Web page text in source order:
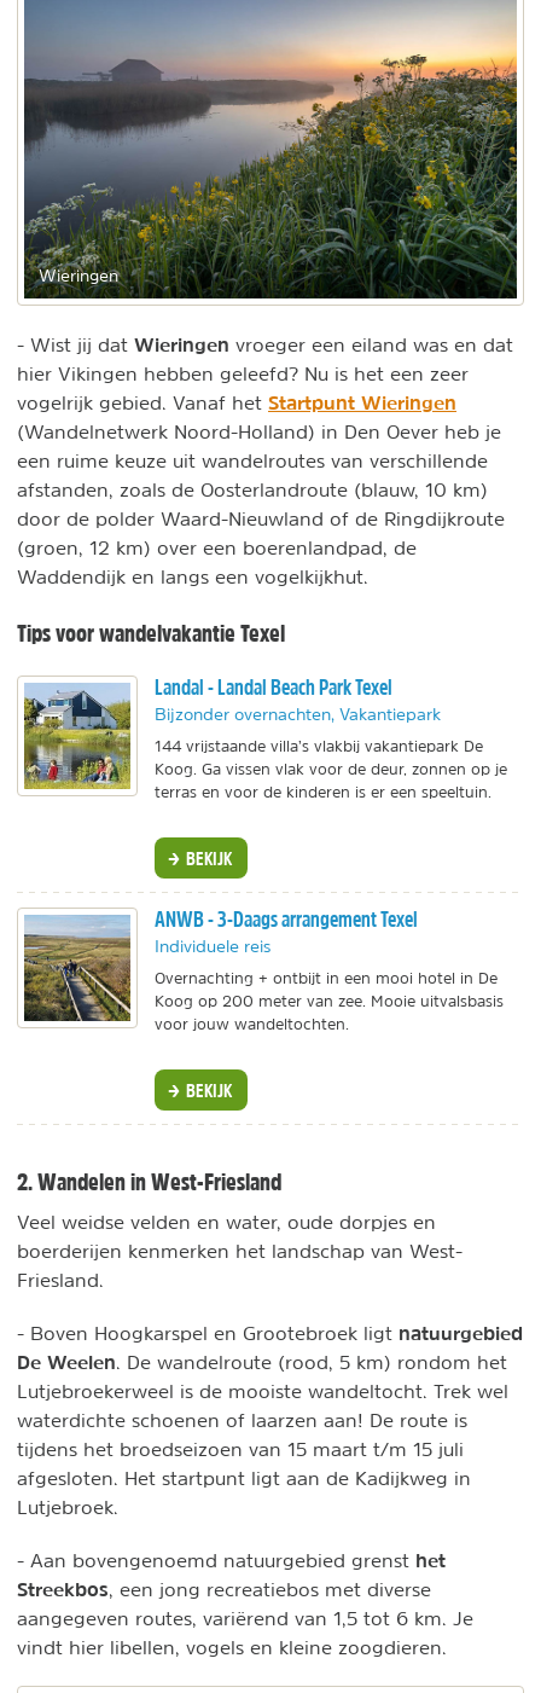
Wieringen
- Wist jij dat Wieringen vroeger een eiland was en dat
hier Vikingen hebben geleefd? Nu is het een zeer
vogelrijk gebied. Vanaf het Startpunt Wieringen
(Wandelnetwerk Noord-Holland) in Den Oever heb je
een ruime keuze uit wandelroutes van verschillende
afstanden, zoals de Oosterlandroute (blauw, 10 km)
door de polder Waard-Nieuwland of de Ringdijkroute
(groen, 12 km) over een boerenlandpad, de
Waddendijk en langs een vogelkijkhut.
Tips voor wandelvakantie Texel
Landal - Landal Beach Park Texel
Bijzonder overnachten, Vakantiepark
144 vrijstaande villa’s vlakbij vakantiepark De
Koog. Ga vissen vlak voor de deur, zonnen op je
terras en voor de kinderen is er een speeltuin.
BEKIJK
ANWB - 3-Daags arrangement Texel
Individuele reis
Overnachting + ontbijt in een mooi hotel in De
Koog op 200 meter van zee. Mooie uitvalsbasis
voor jouw wandeltochten.
BEKIJK
2. Wandelen in West-Friesland
Veel weidse velden en water, oude dorpjes en
boerderijen kenmerken het landschap van West-
Friesland.
- Boven Hoogkarspel en Grootebroek ligt natuurgebied
De Weelen. De wandelroute (rood, 5 km) rondom het
Lutjebroekerweel is de mooiste wandeltocht. Trek wel
waterdichte schoenen of laarzen aan! De route is
tijdens het broedseizoen van 15 maart t/m 15 juli
afgesloten. Het startpunt ligt aan de Kadijkweg in
Lutjebroek.
- Aan bovengenoemd natuurgebied grenst het
Streekbos, een jong recreatiebos met diverse
aangegeven routes, variërend van 1,5 tot 6 km. Je
vindt hier libellen, vogels en kleine zoogdieren.